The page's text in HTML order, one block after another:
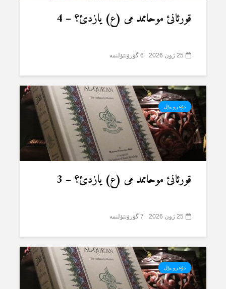
قورئانئ موحاممد می (ع) یازدئ؟ – 4
25 ژون 2026 6 گؤرۆنتۆلنمە
دۇغرو یۇل
قورئانئ موحاممد می (ع) یازدئ؟ – 3
25 ژون 2026 7 گؤرۆنتۆلنمە
دۇغرو یۇل